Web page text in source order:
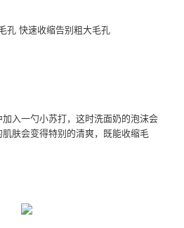
孔 快速收缩告别粗大毛孔
入一勺小苏打，这时洗面奶的泡沫会
肤会变得特别的清爽，既能收缩毛